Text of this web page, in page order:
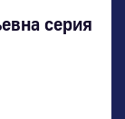
серия